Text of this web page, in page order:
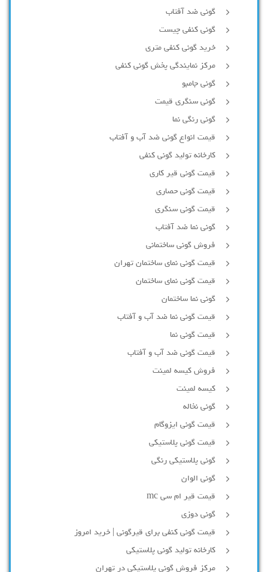
گونی ضد آفتاب
گونی کنفی چیست
خرید گونی کنفی متری
مرکز نمایندگی پخش گونی کنفی
گونی جامبو
گونی سنگری قیمت
گونی رنگی نما
قیمت انواع گونی ضد آب و آفتاب
کارخانه تولید گونی کنفی
قیمت گونی قیر کاری
قیمت گونی حصاری
قیمت گونی سنگری
گونی نما ضد آفتاب
فروش گونی ساختمانی
قیمت گونی نمای ساختمان تهران
قیمت گونی نمای ساختمان
گونی نما ساختمان
قیمت گونی نما ضد آب و آفتاب
قیمت گونی نما
قیمت گونی ضد آب و آفتاب
فروش کیسه لمینت
کیسه لمینت
گونی نخاله
قیمت گونی ایزوگام
قیمت گونی پلاستیکی
گونی پلاستیکی رنگی
گونی الوان
قیمت قیر ام سی mc
گونی دوزی
قیمت گونی کنفی برای قیرگونی | خرید امروز
کارخانه تولید گونی پلاستیکی
مرکز فروش گونی پلاستیکی در تهران